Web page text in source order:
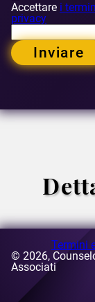
Accettare i
privacy
Inviare
E-mail: [email
Indirizzo:
Bucarest,
Termini
© 2026,
Associati